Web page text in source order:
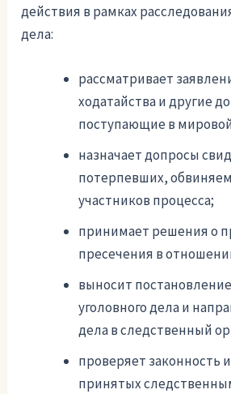
действия в рамках
дела:
рассматривает
ходатайства и другие
поступающие в
назначает допросы
потерпевших,
участников процесса;
принимает решения о
пресечения в
выносит
уголовного дела и
дела в следственный
проверяет законность
принятых